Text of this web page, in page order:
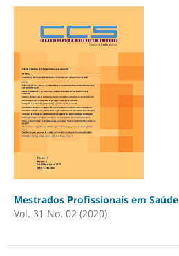
Mestrados Profissionais em Saúde
Vol. 31 No. 02 (2020)